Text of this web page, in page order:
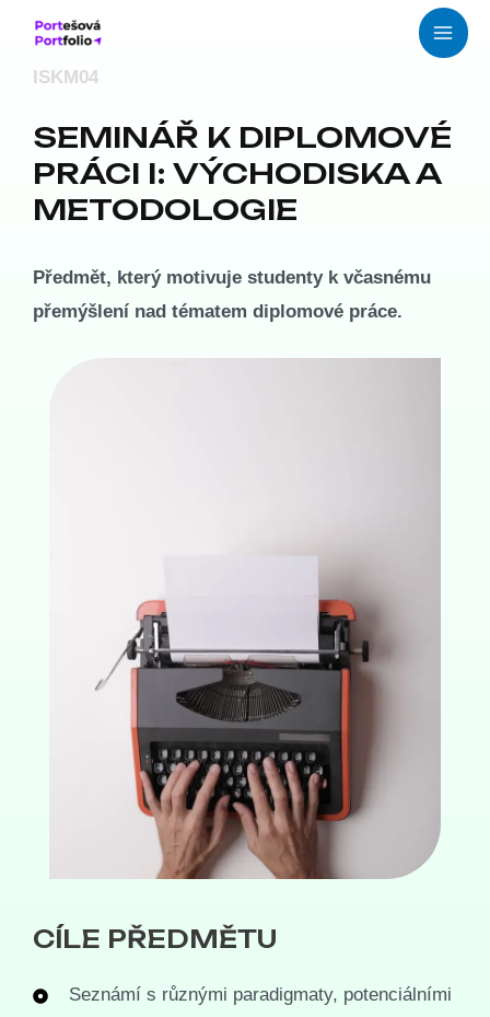
Přeskočit
obsah
ISKM04
SEMINÁŘ K DIPLOMOVÉ
PRÁCI I: VÝCHODISKA A
METODOLOGIE
Předmět, který motivuje studenty k včasnému
přemýšlení nad tématem diplomové práce.
CÍLE PŘEDMĚTU
Seznámí s různými paradigmaty, potenciálními